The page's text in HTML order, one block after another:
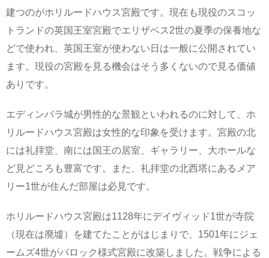
建つのがホリルードハウス宮殿です。現在も現役のスコッ
トランドの英国王室宮殿でエリザベス2世の夏季の保養地な
どで使われ、英国王室が使わない日は一般に公開されてい
ます。現役の宮殿を見る機会はそう多くないので見る価値
ありです。
エディンバラ城が男性的な景観といわれるのに対して、ホ
リルードハウス宮殿は女性的な印象を受けます。宮殿の北
には礼拝堂、南には国王の居室、ギャラリー、大ホールな
ど見どころも豊富です。また、礼拝堂の北西塔にあるメア
リー1世が住んだ部屋は必見です。
ホリルードハウス宮殿は1128年にデイヴィッド1世が寺院
（現在は廃墟）を建てたことがはじまりで、1501年にジェ
ームズ4世がバロック様式宮殿に改築しました。戦争による